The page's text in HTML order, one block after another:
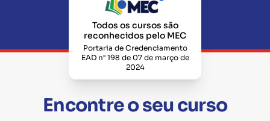
Todos os cursos são
reconhecidos pelo MEC
Portaria de Credenciamento
EAD n° 198 de 07 de março de
2024
Encontre o seu curso